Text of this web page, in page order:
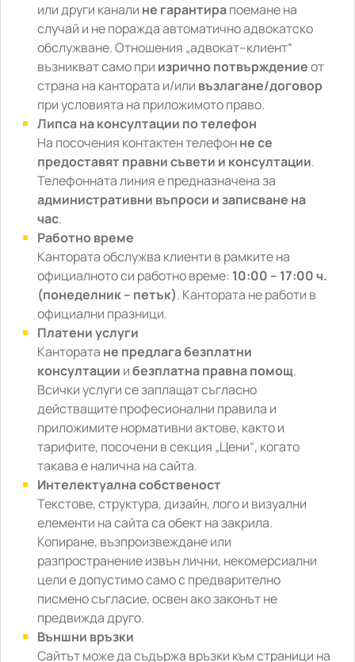
или други канали не гарантирапоемане на
случай и не поражда автоматично адвокатско
обслужване. Отношения „адвокат–клиент“
възникват само при изрично потвърждениеот
страна на кантората и/или възлагане/договор
при условията на приложимото право.
Липса на консултации по телефон
На посочения контактен телефонне се
предоставят правни съвети и консултации.
Телефонната линия е предназначена за
административни въпроси и записване на
час.
Работно време
Кантората обслужва клиенти в рамките на
официалното си работно време: 10:00 – 17:00 ч.
(понеделник – петък). Кантората не работи в
официални празници.
Платени услуги
Кантората не предлага безплатни
консултации ибезплатна правна помощ.
Всички услуги се заплащат съгласно
действащите професионални правила и
приложимите нормативни актове, както и
тарифите, посочени в секция „Цени“, когато
такава е налична на сайта.
Интелектуална собственост
Текстове, структура, дизайн, лого и визуални
елементи на сайта са обект на закрила.
Копиране, възпроизвеждане или
разпространение извън лични, некомерсиални
цели е допустимо само с предварително
писмено съгласие, освен ако законът не
предвижда друго.
Външни връзки
Сайтът може да съдържа връзки към страници на